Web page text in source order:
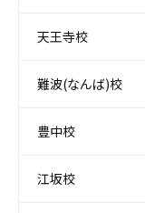
天王寺校
難波(なんば)校
豊中校
江坂校